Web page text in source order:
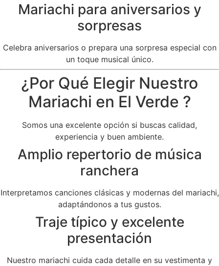
Mariachi para aniversarios y
sorpresas
Celebra aniversarios o prepara una sorpresa especial con
un toque musical único.
¿Por Qué Elegir Nuestro
Mariachi en El Verde ?
Somos una excelente opción si buscas calidad,
experiencia y buen ambiente.
Amplio repertorio de música
ranchera
Interpretamos canciones clásicas y modernas del mariachi,
adaptándonos a tus gustos.
Traje típico y excelente
presentación
Nuestro mariachi cuida cada detalle en su vestimenta y